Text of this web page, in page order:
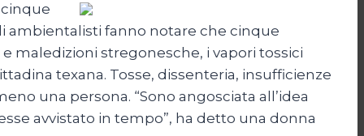
ambientalisti fanno notare che cinque
maledizioni stregonesche, i vapori tossici
texana. Tosse, dissenteria, insufficienze
una persona. “Sono angosciata all’idea
avvistato in tempo”, ha detto una donna